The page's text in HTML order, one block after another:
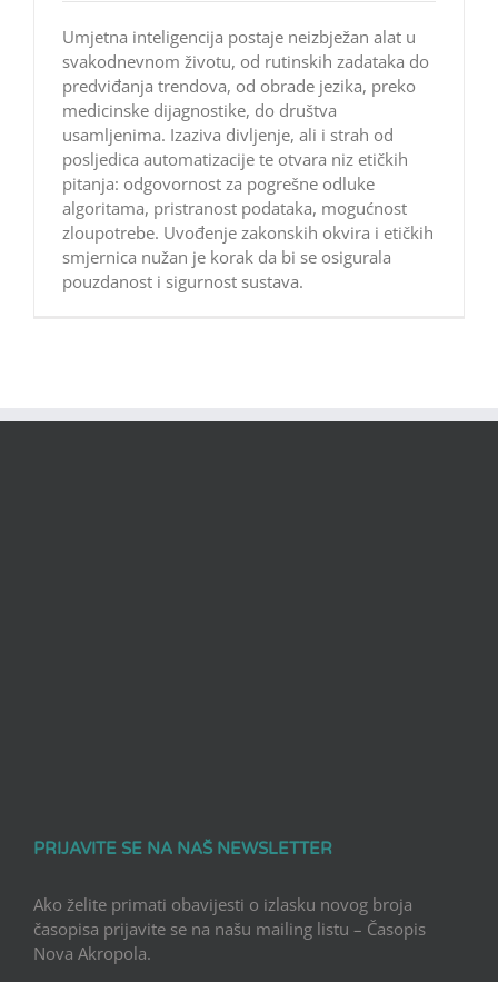
Umjetna inteligencija postaje neizbježan alat u
svakodnevnom životu, od rutinskih zadataka do
predviđanja trendova, od obrade jezika, preko
medicinske dijagnostike, do društva
usamljenima. Izaziva divljenje, ali i strah od
posljedica automatizacije te otvara niz etičkih
pitanja: odgovornost za pogrešne odluke
algoritama, pristranost podataka, mogućnost
zloupotrebe. Uvođenje zakonskih okvira i etičkih
smjernica nužan je korak da bi se osigurala
pouzdanost i sigurnost sustava.
PRIJAVITE SE NA NAŠ NEWSLETTER
Ako želite primati obavijesti o izlasku novog broja
časopisa prijavite se na našu mailing listu – Časopis
Nova Akropola.